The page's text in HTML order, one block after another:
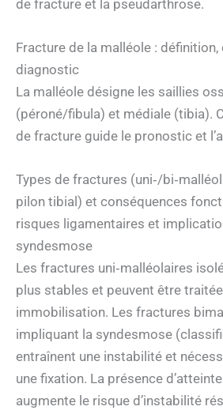
de fracture et la pseudarthrose.
Fracture de la malléole :
diagnostic
La malléole désigne les saillies
(péroné/fibula) et médiale (tibia).
de fracture guide le pronostic et
Types de fractures (uni‑/
pilon tibial) et conséquences
risques ligamentaires et
syndesmose
Les fractures uni‑malléolaires
plus stables et peuvent être
immobilisation. Les fractures
impliquant la syndesmose
entraînent une instabilité et
une fixation. La présence
augmente le risque d’instabilité